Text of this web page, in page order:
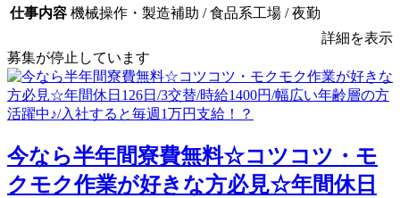
仕事内容 機械操作・製造補助 / 食品系工場 / 夜勤
詳細を表示
募集が停止しています
今なら半年間寮費無料☆コツコツ・モ
クモク作業が好きな方必見☆年間休日